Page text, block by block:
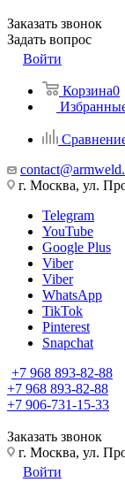
Заказать звонок
Задать вопрос
Войти
Корзина0
г. Москва, ул.
Telegram
YouTube
Google Plus
Viber
Viber
WhatsApp
TikTok
Pinterest
Snapchat
+7 968 893-82-88
+7 968 893-82-88
+7 906-731-15-33
Заказать звонок
г. Москва, ул.
Войти